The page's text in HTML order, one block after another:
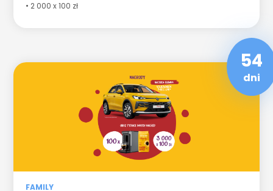
• 2 000 x 100 zł
FAMILY
54
dni